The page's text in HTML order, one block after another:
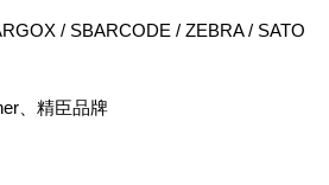
/ SBARCODE / ZEBRA / SATO
、精臣品牌